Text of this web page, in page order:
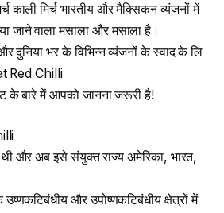
काली मिर्च भारतीय और मैक्सिकन व्यंजनों में
जाने वाला मसाला और मसाला है।
दुनिया भर के विभिन्न व्यंजनों के स्वाद के लि
Red Chilli
बारे में आपको जानना जरूरी है!
थी और अब इसे संयुक्त राज्य अमेरिका, भारत,
और उपोष्णकटिबंधीय क्षेत्रों में